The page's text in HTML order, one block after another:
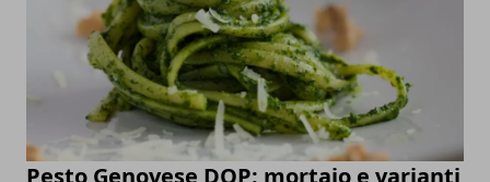
Pesto Genovese DOP: mortaio e varianti